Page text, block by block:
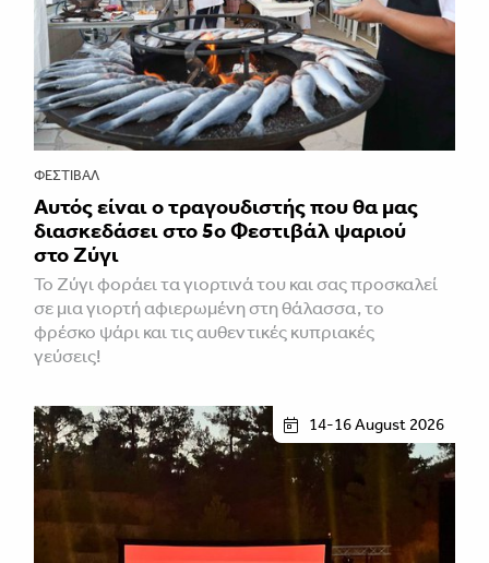
ΦΕΣΤΙΒΑΛ
Αυτός είναι ο τραγουδιστής που θα μας
διασκεδάσει στο 5ο Φεστιβάλ ψαριού
στο Ζύγι
Το Ζύγι φοράει τα γιορτινά του και σας προσκαλεί
σε μια γιορτή αφιερωμένη στη θάλασσα, το
φρέσκο ψάρι και τις αυθεντικές κυπριακές
γεύσεις!
14-16 August 2026